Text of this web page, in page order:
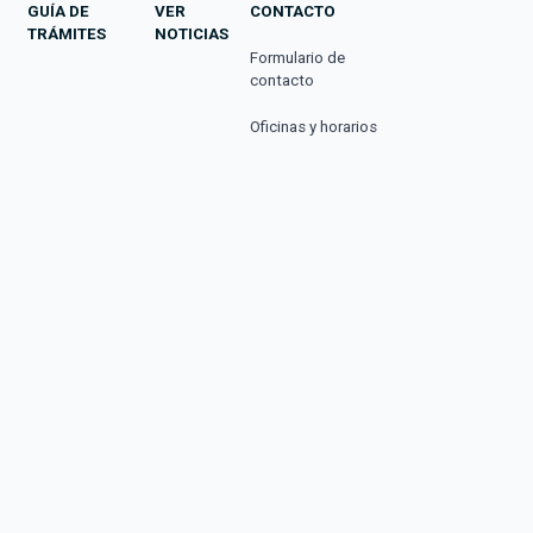
GUÍA DE
TRÁMITES
VER
NOTICIAS
CONTACTO
Formulario de
contacto
Oficinas y horarios